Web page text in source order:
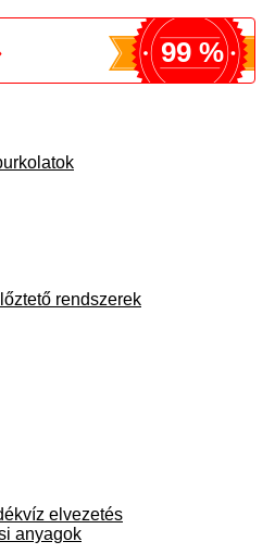
99 %
rendszerek
elvezetés
anyagok